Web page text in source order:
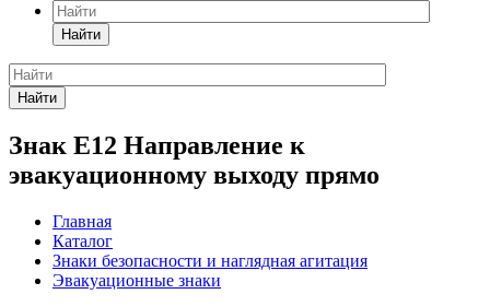
Найти
Найти
Знак Е12 Направление к
эвакуационному выходу прямо
Главная
Каталог
Знаки безопасности и наглядная агитация
Эвакуационные знаки